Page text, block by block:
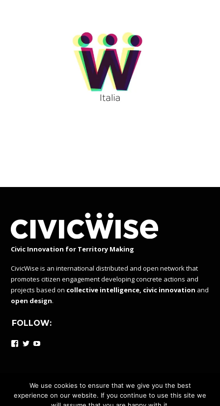
Civic Innovation for Territory Making
CivicWise is an international distributed and open network that
promotes citizen engagement developing concrete actions and
projects based on collective intelligence, civic innovation and
open design.
FOLLOW:
Facebook
Twitter
CIVICWISE IS A DISTRIBUTED AND OPEN NETWORK UNDER
We use cookies to ensure that we give you the best
experience on our website. If you continue to use this site we